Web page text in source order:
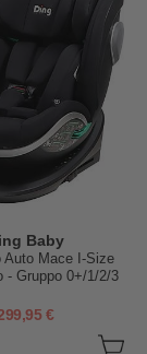
Baby
Auto Mace I-Size
- Gruppo 0+/1/2/3
€